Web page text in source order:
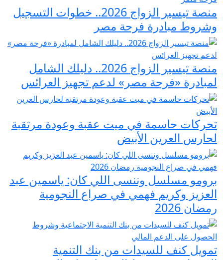
منصة تيسير الزواج 2026.. خطوات التسجيل
وشروط مبادرة فرحة مصر
منصة تيسير الزواج 2026.. دليلك الشامل
لمبادرة «فرحة مصر» لدعم تجهيز العرائس
تحركات حاسمة في ميت عقبة وعودة مرتقبة
لحارس العرين الأبيض
برومو مسلسل وننسى اللي كان: ياسمين عبد
العزيز وكريم فهمي في صراع النجومية
رمضان 2026
تمويل كنف للسيدات من بنك التنمية